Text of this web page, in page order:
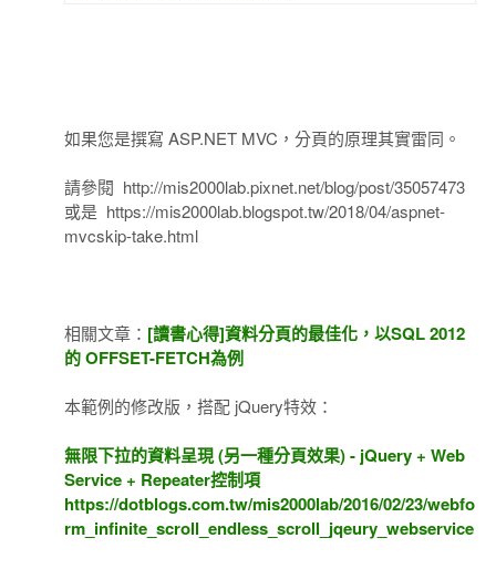
如果您是撰寫 ASP.NET MVC，分頁的原理其實雷同。
請參閱 http://mis2000lab.pixnet.net/blog/post/35057473
或是 https://mis2000lab.blogspot.tw/2018/04/aspnet-
mvcskip-take.html
相關文章： [讀書心得]資料分頁的最佳化，以SQL 2012
的 OFFSET-FETCH為例
本範例的修改版，搭配 jQuery特效：
無限下拉的資料呈現 (另一種分頁效果) - jQuery + Web
Service + Repeater控制項
https://dotblogs.com.tw/mis2000lab/2016/02/23/webfo
rm_infinite_scroll_endless_scroll_jqeury_webservice